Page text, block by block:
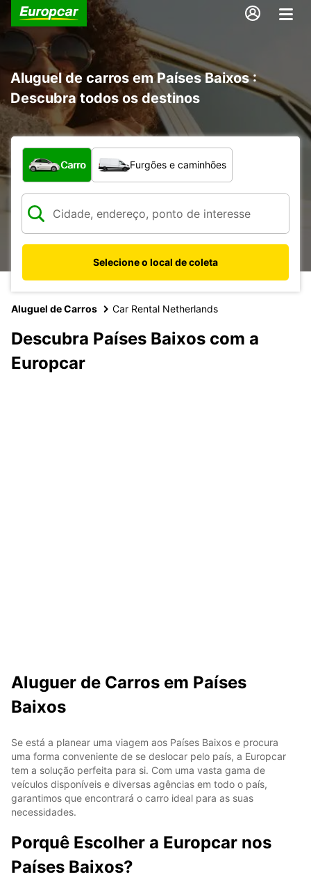
Aluguel de carros em Países Baixos :
Descubra todos os destinos
Qual tipo de veículo?
Carro Furgões e caminhões
Selecione o local de coleta
Aluguel de Carros Car Rental Netherlands
Descubra Países Baixos com a
Europcar
Aluguer de Carros em Países
Baixos
Se está a planear uma viagem aos Países Baixos e procura
uma forma conveniente de se deslocar pelo país, a Europcar
tem a solução perfeita para si. Com uma vasta gama de
veículos disponíveis e diversas agências em todo o país,
garantimos que encontrará o carro ideal para as suas
necessidades.
Porquê Escolher a Europcar nos
Países Baixos?